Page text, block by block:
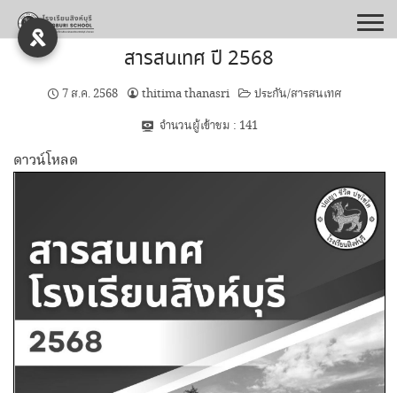
Skip
to
content
สารสนเทศ ปี 2568
7 ส.ค. 2568 thitima thanasri
ประกัน/สารสนเทศ
จำนวนผู้เข้าชม : 141
ดาวน์โหลด